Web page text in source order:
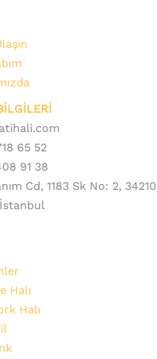
65 52
91 38
Cd, 1183 Sk No: 2, 34210
Halı
Halı